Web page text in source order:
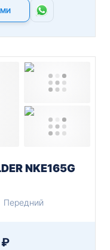
NKE165G
Передний
₽